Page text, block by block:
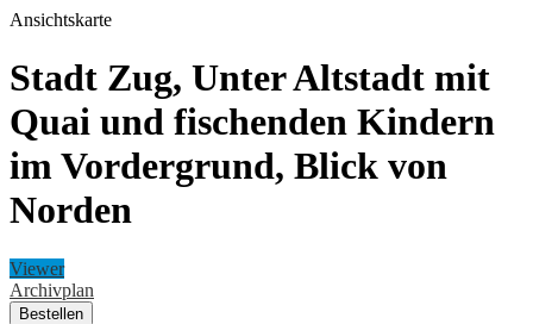
Ansichtskarte
Stadt Zug, Unter Altstadt mit
Quai und fischenden Kindern
im Vordergrund, Blick von
Norden
Viewer
Archivplan
Bestellen